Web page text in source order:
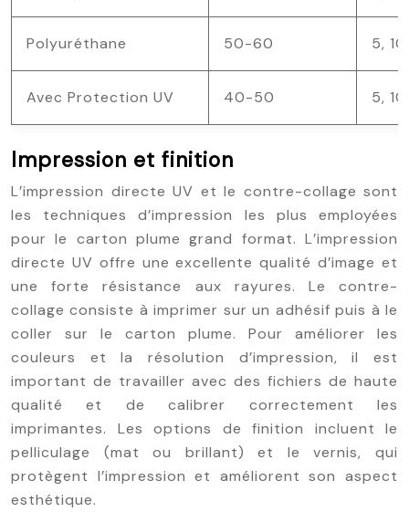
Polyuréthane 50-60 5, 10
Avec Protection UV 40-50 5, 10
Impression et finition
L’impression directe UV et le contre-collage sont
les techniques d’impression les plus employées
pour le carton plume grand format. L’impression
directe UV offre une excellente qualité d’image et
une forte résistance aux rayures. Le contre-
collage consiste à imprimer sur un adhésif puis à le
coller sur le carton plume. Pour améliorer les
couleurs et la résolution d’impression, il est
important de travailler avec des fichiers de haute
qualité et de calibrer correctement les
imprimantes. Les options de finition incluent le
pelliculage (mat ou brillant) et le vernis, qui
protègent l’impression et améliorent son aspect
esthétique.